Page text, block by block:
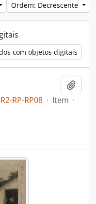
Ordem: Decrescente
com objetos digitais
RP-RP08 · Item ·